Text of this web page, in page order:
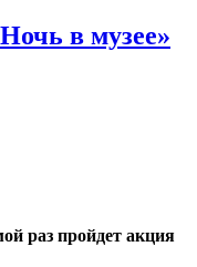
в музее»
раз пройдет акция